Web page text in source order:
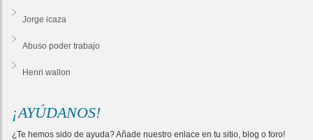
Jorge icaza
Abuso poder trabajo
Henri wallon
¡AYÚDANOS!
¿Te hemos sido de ayuda? Añade nuestro enlace en tu sitio, blog o foro!